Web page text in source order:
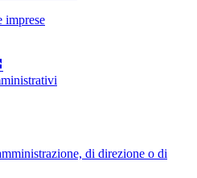
imprese
di direzione o di